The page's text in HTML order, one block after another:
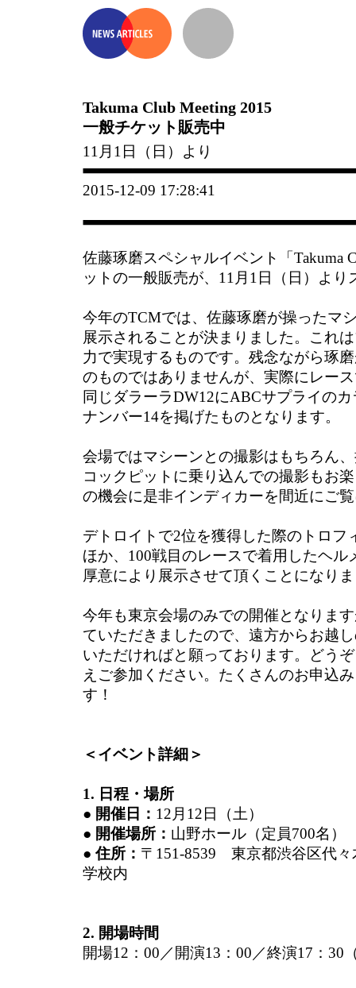
Takuma Club Meeting 2015
一般チケット販売中
11月1日（日）より
2015-12-09 17:28:41
佐藤琢磨スペシャルイベント「Takuma
ットの一般販売が、11月1日（日）よ
今年のTCMでは、佐藤琢磨が操ったマ
展示されることが決まりました。これ
力で実現するものです。残念ながら琢
のものではありませんが、実際にレー
同じダラーラDW12にABCサプライの
ナンバー14を掲げたものとなります。
会場ではマシーンとの撮影はもちろん
コックピットに乗り込んでの撮影もお
の機会に是非インディカーを間近にご
デトロイトで2位を獲得した際のトロフ
ほか、100戦目のレースで着用したヘル
厚意により展示させて頂くことになり
今年も東京会場のみでの開催となりま
ていただきましたので、遠方からお越
いただければと願っております。どう
えご参加ください。たくさんのお申込
す！
＜イベント詳細＞
1. 日程・場所
● 開催日： 12月12日（土）
● 開催場所： 山野ホール（定員700名）
● 住所： 〒151-8539 東京都渋谷区代
学校内
2. 開場時間
開場12：00／開演13：00／終演17：30